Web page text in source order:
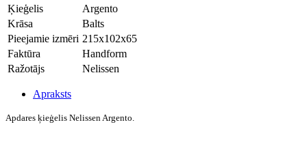
Ķieģelis
Argento
Krāsa
Balts
Pieejamie izmēri 215x102x65
Faktūra
Handform
Ražotājs
Nelissen
Apraksts
Apdares ķieģelis Nelissen Argento.